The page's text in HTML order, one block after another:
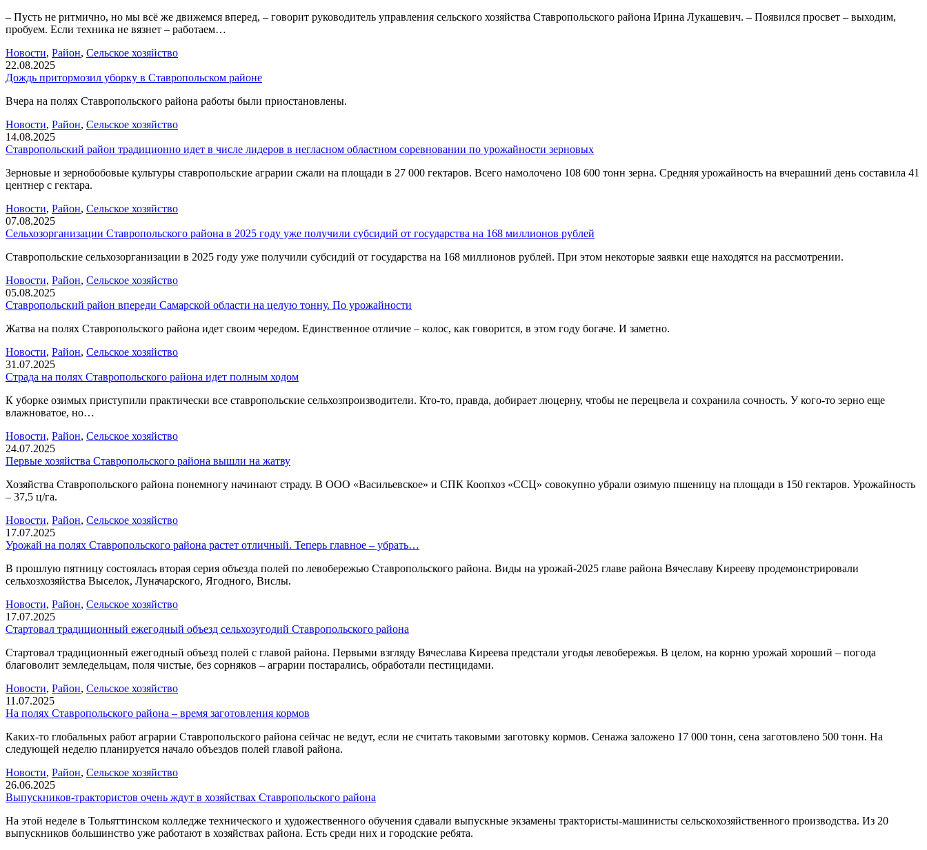
– Пусть не ритмично, но мы всё же движемся вперед, – говорит руководитель управления сельского хозяйства Ставропольского района Ирина Лукашевич. – Появился просвет – выходим,
пробуем. Если техника не вязнет – работаем…
Новости, Район, Сельское хозяйство
22.08.2025
Дождь притормозил уборку в Ставропольском районе
Вчера на полях Ставропольского района работы были приостановлены.
Новости, Район, Сельское хозяйство
14.08.2025
Ставропольский район традиционно идет в числе лидеров в негласном областном соревновании по урожайности зерновых
Зерновые и зернобобовые культуры ставропольские аграрии сжали на площади в 27 000 гектаров. Всего намолочено 108 600 тонн зерна. Средняя урожайность на вчерашний день составила 41
центнер с гектара.
Новости, Район, Сельское хозяйство
07.08.2025
Сельхозорганизации Ставропольского района в 2025 году уже получили субсидий от государства на 168 миллионов рублей
Ставропольские сельхозорганизации в 2025 году уже получили субсидий от государства на 168 миллионов рублей. При этом некоторые заявки еще находятся на рассмотрении.
Новости, Район, Сельское хозяйство
05.08.2025
Ставропольский район впереди Самарской области на целую тонну. По урожайности
Жатва на полях Ставропольского района идет своим чередом. Единственное отличие – колос, как говорится, в этом году богаче. И заметно.
Новости, Район, Сельское хозяйство
31.07.2025
Страда на полях Ставропольского района идет полным ходом
К уборке озимых приступили практически все ставропольские сельхозпроизводители. Кто-то, правда, добирает люцерну, чтобы не перецвела и сохранила сочность. У кого-то зерно еще
влажноватое, но…
Новости, Район, Сельское хозяйство
24.07.2025
Первые хозяйства Ставропольского района вышли на жатву
Хозяйства Ставропольского района понемногу начинают страду. В ООО «Васильевское» и СПК Коопхоз «ССЦ» совокупно убрали озимую пшеницу на площади в 150 гектаров. Урожайность
– 37,5 ц/га.
Новости, Район, Сельское хозяйство
17.07.2025
Урожай на полях Ставропольского района растет отличный. Теперь главное – убрать…
В прошлую пятницу состоялась вторая серия объезда полей по левобережью Ставропольского района. Виды на урожай-2025 главе района Вячеславу Кирееву продемонстрировали
сельхозхозяйства Выселок, Луначарского, Ягодного, Вислы.
Новости, Район, Сельское хозяйство
17.07.2025
Стартовал традиционный ежегодный объезд сельхозугодий Ставропольского района
Стартовал традиционный ежегодный объезд полей с главой района. Первыми взгляду Вячеслава Киреева предстали угодья левобережья. В целом, на корню урожай хороший – погода
благоволит земледельцам, поля чистые, без сорняков – аграрии постарались, обработали пестицидами.
Новости, Район, Сельское хозяйство
11.07.2025
На полях Ставропольского района – время заготовления кормов
Каких-то глобальных работ аграрии Ставропольского района сейчас не ведут, если не считать таковыми заготовку кормов. Сенажа заложено 17 000 тонн, сена заготовлено 500 тонн. На
следующей неделю планируется начало объездов полей главой района.
Новости, Район, Сельское хозяйство
26.06.2025
Выпускников-трактористов очень ждут в хозяйствах Ставропольского района
На этой неделе в Тольяттинском колледже технического и художественного обучения сдавали выпускные экзамены трактористы-машинисты сельскохозяйственного производства. Из 20
выпускников большинство уже работают в хозяйствах района. Есть среди них и городские ребята.